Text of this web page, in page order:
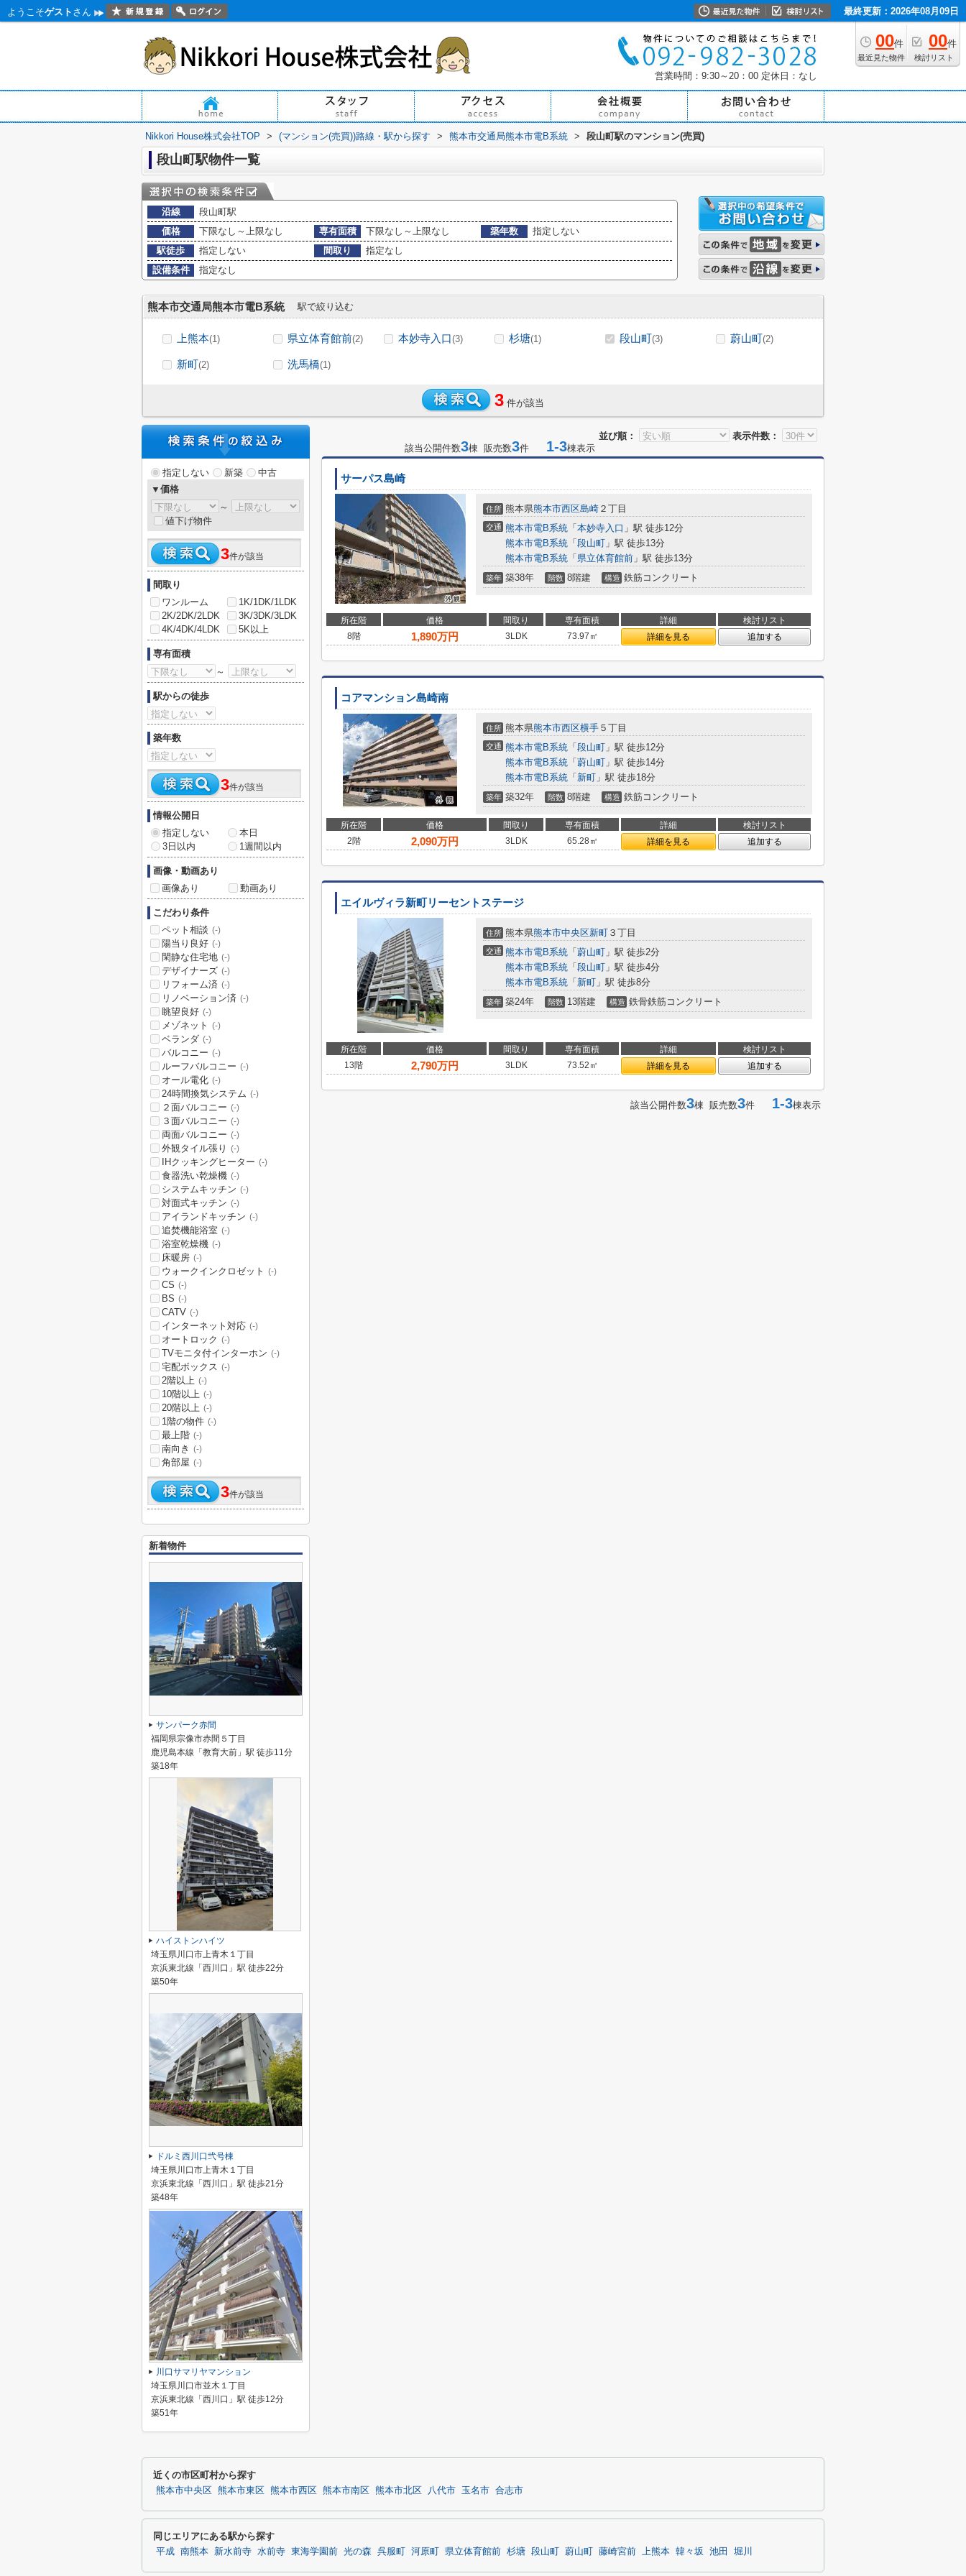
ようこそゲスト さん 最終更新：2026年08月09日
00件
最近見た物件
00件
検討リスト
営業時間：9:30～20：00 定休日：なし
Nikkori House株式会社TOP > (マンション(売買))路線・駅から探す > 熊本市交通局熊本市電B系統 > 段山町駅のマンション(売買)
段山町駅物件一覧
沿線
段山町駅
価格
下限なし～上限なし 専有面積 下限なし～上限なし 築年数
指定しない
駅徒歩
指定しない 間取り
指定なし
設備条件
指定なし
熊本市交通局熊本市電B系統 駅で絞り込む
上熊本(1) 県立体育館前(2) 本妙寺入口(3) 杉塘(1) 段山町(3) 蔚山町(2)
新町(2) 洗馬橋(1)
3 件が該当
並び順：
表示件数：
該当公開件数3棟 販売数3件 1-3棟表示
サーパス島崎
住所 熊本県熊本市西区島崎 ２丁目
交通 熊本市電B系統 「 本妙寺入口 」駅 徒歩12分
熊本市電B系統 「 段山町 」駅 徒歩13分
熊本市電B系統 「 県立体育館前 」駅 徒歩13分
築年 築38年 階数 8階建 構造 鉄筋コンクリート
所在階 価格 間取り 専有面積 詳細
検討リスト
8階
1,890万円 3LDK 73.97㎡ 詳細を見る 追加する
コアマンション島崎南
住所 熊本県熊本市西区横手 ５丁目
交通 熊本市電B系統 「 段山町 」駅 徒歩12分
熊本市電B系統 「 蔚山町 」駅 徒歩14分
熊本市電B系統 「 新町 」駅 徒歩18分
築年 築32年 階数 8階建 構造 鉄筋コンクリート
所在階 価格 間取り 専有面積 詳細
検討リスト
2階
2,090万円 3LDK 65.28㎡ 詳細を見る 追加する
エイルヴィラ新町リーセントステージ
住所 熊本県熊本市中央区新町 ３丁目
交通 熊本市電B系統 「 蔚山町 」駅 徒歩2分
熊本市電B系統 「 段山町 」駅 徒歩4分
熊本市電B系統 「 新町 」駅 徒歩8分
築年 築24年 階数 13階建 構造 鉄骨鉄筋コンクリート
所在階 価格 間取り 専有面積 詳細
検討リスト
13階
2,790万円 3LDK 73.52㎡ 詳細を見る 追加する
該当公開件数3棟 販売数3件 1-3棟表示
指定しない 新築
中古
▼価格
～
値下げ物件
3件が該当
間取り
ワンルーム
1K/1DK/1LDK
2K/2DK/2LDK
3K/3DK/3LDK
4K/4DK/4LDK
5K以上
専有面積
～
駅からの徒歩
築年数
3件が該当
情報公開日
指定しない
本日
3日以内
1週間以内
画像・動画あり
画像あり
動画あり
こだわり条件
ペット相談 (-)
陽当り良好 (-)
閑静な住宅地 (-)
デザイナーズ (-)
リフォーム済 (-)
リノベーション済 (-)
眺望良好 (-)
メゾネット (-)
ベランダ (-)
バルコニー (-)
ルーフバルコニー (-)
オール電化 (-)
24時間換気システム (-)
２面バルコニー (-)
３面バルコニー (-)
両面バルコニー (-)
外観タイル張り (-)
IHクッキングヒーター (-)
食器洗い乾燥機 (-)
システムキッチン (-)
対面式キッチン (-)
アイランドキッチン (-)
追焚機能浴室 (-)
浴室乾燥機 (-)
床暖房 (-)
ウォークインクロゼット (-)
CS (-)
BS (-)
CATV (-)
インターネット対応 (-)
オートロック (-)
TVモニタ付インターホン (-)
宅配ボックス (-)
2階以上 (-)
10階以上 (-)
20階以上 (-)
1階の物件 (-)
最上階 (-)
南向き (-)
角部屋 (-)
3件が該当
新着物件
サンパーク赤間
福岡県宗像市赤間５丁目
鹿児島本線「教育大前」駅 徒歩11分
築18年
ハイストンハイツ
埼玉県川口市上青木１丁目
京浜東北線「西川口」駅 徒歩22分
築50年
ドルミ西川口弐号棟
埼玉県川口市上青木１丁目
京浜東北線「西川口」駅 徒歩21分
築48年
川口サマリヤマンション
埼玉県川口市並木１丁目
京浜東北線「西川口」駅 徒歩12分
築51年
近くの市区町村から探す
熊本市中央区 熊本市東区 熊本市西区 熊本市南区 熊本市北区 八代市 玉名市 合志市
同じエリアにある駅から探す
平成 南熊本 新水前寺 水前寺 東海学園前 光の森 呉服町 河原町 県立体育館前 杉塘 段山町 蔚山町 藤崎宮前 上熊本 韓々坂 池田 堀川